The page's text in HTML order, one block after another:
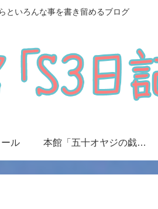
といろんな事を書き留めるブログ
ル 本館「五十オヤジの戯言日記」